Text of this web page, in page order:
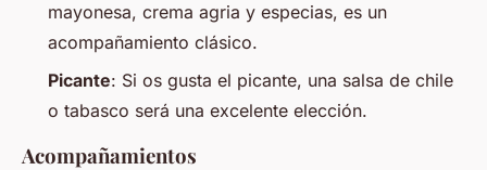
mayonesa, crema agria y especias, es un
acompañamiento clásico.
Picante: Si os gusta el picante, una salsa de chile
o tabasco será una excelente elección.
Acompañamientos